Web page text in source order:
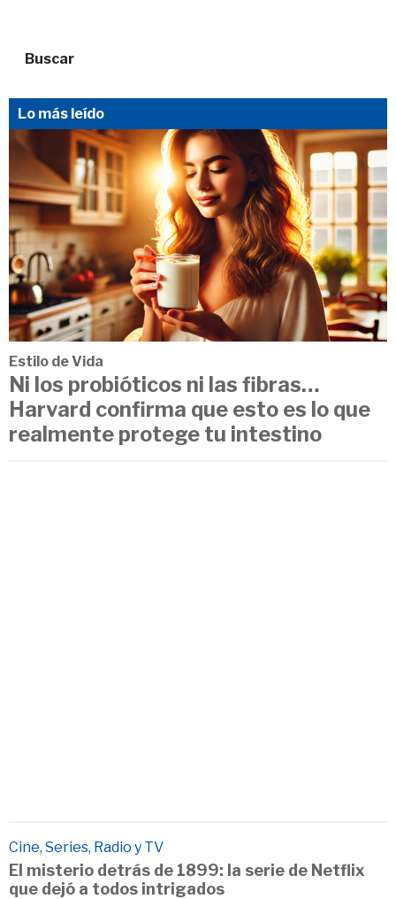
Buscar
Lo más leído
Estilo de Vida
Ni los probióticos ni las fibras…
Harvard confirma que esto es lo que
realmente protege tu intestino
Cine, Series, Radio y TV
El misterio detrás de 1899: la serie de Netflix
que dejó a todos intrigados